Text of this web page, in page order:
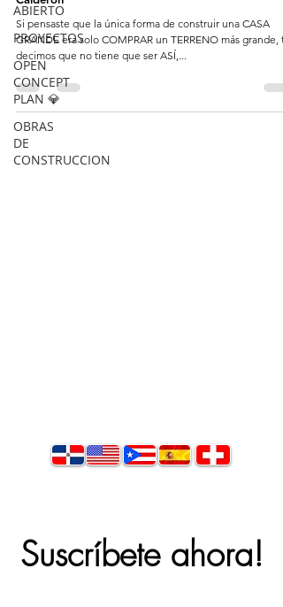
ABIERTO
PROYECTOS
OPEN
CONCEPT
PLAN 💎
OBRAS
DE
CONSTRUCCION
Si pensaste que la única forma de construir una CASA
GRANDE era solo COMPRAR un TERRENO más grande,
decimos que no tiene que ser ASÍ,...
Suscríbete ahora!